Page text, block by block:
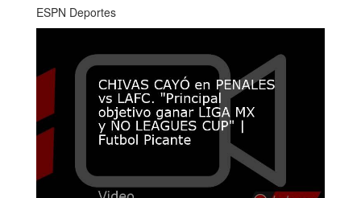
ESPN Deportes